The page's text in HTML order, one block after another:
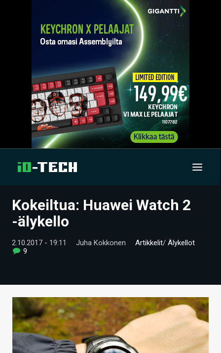
UUTISET
VIDEOT
TIETOA
HINTA.FI
KAUPPA
Kokeiltua: Huawei Watch 2
-älykello
2.10.2017 - 19:11 Juha Kokkonen Artikkelit/ Älykellot
9